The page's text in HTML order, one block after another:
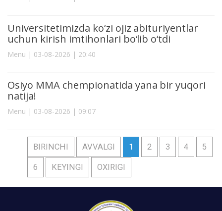
Universitetimizda ko‘zi ojiz abituriyentlar
uchun kirish imtihonlari bo‘lib o‘tdi
Menu | 03-08-2026 | 20:40
Osiyo MMA chempionatida yana bir yuqori
natija!
Menu | 03-08-2026 | 09:07
BIRINCHI AVVALGI 1 2 3 4 5
6 KEYINGI OXIRIGI